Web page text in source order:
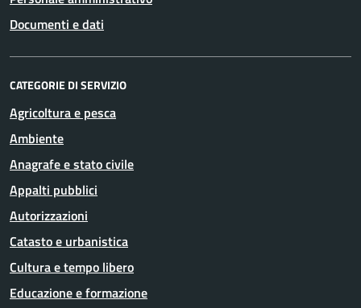
Documenti e dati
CATEGORIE DI SERVIZIO
Agricoltura e pesca
Ambiente
Anagrafe e stato civile
Appalti pubblici
Autorizzazioni
Catasto e urbanistica
Cultura e tempo libero
Educazione e formazione